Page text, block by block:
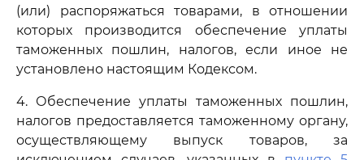
(или) распоряжаться товарами, в отношении
которых производится обеспечение уплаты
таможенных пошлин, налогов, если иное не
установлено настоящим Кодексом.
4. Обеспечение уплаты таможенных пошлин,
налогов предоставляется таможенному органу,
осуществляющему выпуск товаров, за